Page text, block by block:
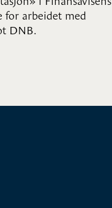
for arbeidet med
DNB.